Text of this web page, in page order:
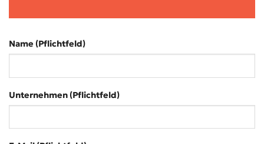
Name (Pflichtfeld)
Unternehmen (Pflichtfeld)